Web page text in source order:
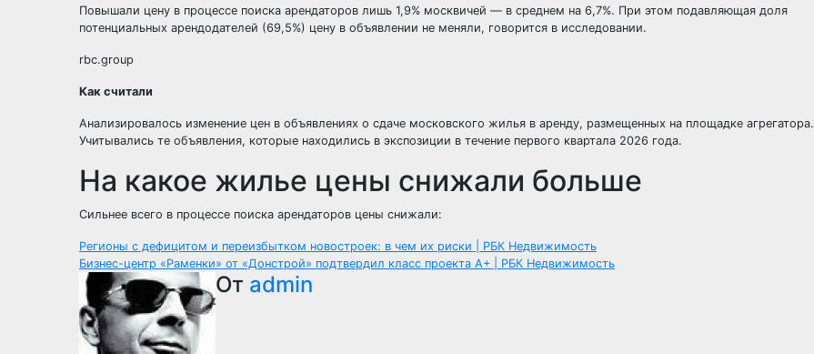
Повышали цену в процессе поиска арендаторов лишь 1,9% москвичей — в среднем на 6,7%. При этом подавляющая доля
потенциальных арендодателей (69,5%) цену в объявлении не меняли, говорится в исследовании.
rbc.group
Как считали
Анализировалось изменение цен в объявлениях о сдаче московского жилья в аренду, размещенных на площадке агрегатора.
Учитывались те объявления, которые находились в экспозиции в течение первого квартала 2026 года.
На какое жилье цены снижали больше
Сильнее всего в процессе поиска арендаторов цены снижали:
Навигация
по
записям
Регионы с дефицитом и переизбытком новостроек: в чем их риски | РБК Недвижимость
Бизнес-центр «Раменки» от «Донстрой» подтвердил класс проекта А+ | РБК Недвижимость
От admin